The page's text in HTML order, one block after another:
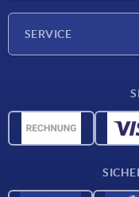
SERVICE
CAD-Daten